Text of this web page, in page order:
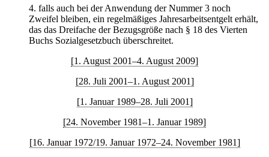
4. falls auch bei der Anwendung der Nummer 3 noch
Zweifel bleiben, ein regelmäßiges Jahresarbeitsentgelt erhält,
das das Dreifache der Bezugsgröße nach § 18 des Vierten
Buchs Sozialgesetzbuch überschreitet.
[1. August 2001–4. August 2009]
[28. Juli 2001–1. August 2001]
[1. Januar 1989–28. Juli 2001]
[24. November 1981–1. Januar 1989]
[16. Januar 1972/19. Januar 1972–24. November 1981]